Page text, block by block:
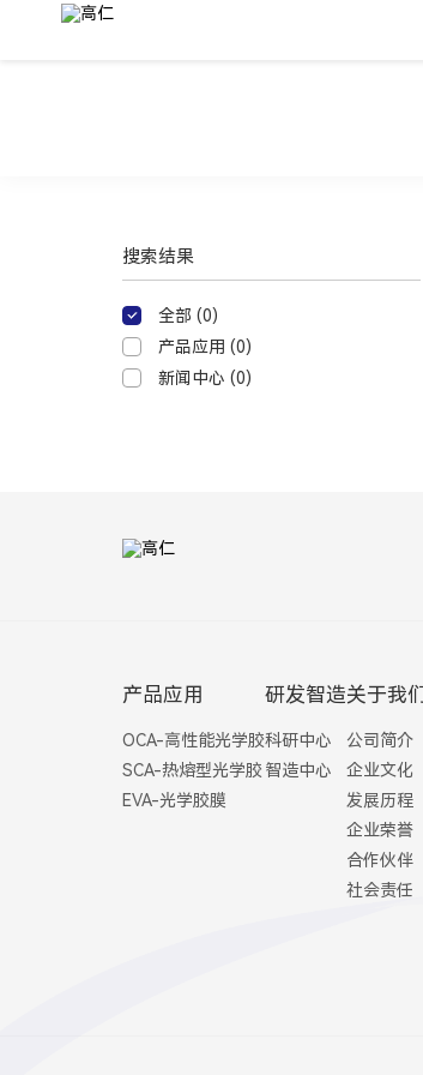
搜索结果
全部 (0)
产品应用 (0)
新闻中心 (0)
产品应用
OCA-高性能光学胶
SCA-热熔型光学胶
EVA-光学胶膜
研发智造
科研中心
智造中心
关于我们
公司简介
企业文化
发展历程
企业荣誉
合作伙伴
社会责任